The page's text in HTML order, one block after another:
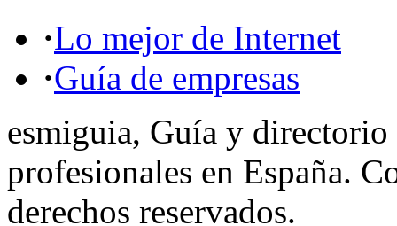
·Lo mejor de Internet
·Guía de empresas
esmiguia, Guía y directorio
profesionales en España.
derechos reservados.